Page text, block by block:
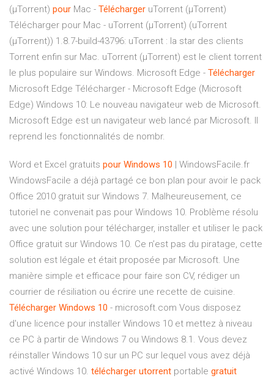
(µTorrent) pour Mac - Télécharger uTorrent (µTorrent)
Télécharger pour Mac - uTorrent (µTorrent) (uTorrent
(µTorrent)) 1.8.7-build-43796: uTorrent : la star des clients
Torrent enfin sur Mac. uTorrent (µTorrent) est le client torrent
le plus populaire sur Windows. Microsoft Edge - Télécharger
Microsoft Edge Télécharger - Microsoft Edge (Microsoft
Edge) Windows 10: Le nouveau navigateur web de Microsoft.
Microsoft Edge est un navigateur web lancé par Microsoft. Il
reprend les fonctionnalités de nombr.
Word et Excel gratuits pour Windows 10 | WindowsFacile.fr
WindowsFacile a déjà partagé ce bon plan pour avoir le pack
Office 2010 gratuit sur Windows 7. Malheureusement, ce
tutoriel ne convenait pas pour Windows 10. Problème résolu
avec une solution pour télécharger, installer et utiliser le pack
Office gratuit sur Windows 10. Ce n’est pas du piratage, cette
solution est légale et était proposée par Microsoft. Une
manière simple et efficace pour faire son CV, rédiger un
courrier de résiliation ou écrire une recette de cuisine.
Télécharger Windows 10 - microsoft.com Vous disposez
d'une licence pour installer Windows 10 et mettez à niveau
ce PC à partir de Windows 7 ou Windows 8.1. Vous devez
réinstaller Windows 10 sur un PC sur lequel vous avez déjà
activé Windows 10. télécharger utorrent portable gratuit